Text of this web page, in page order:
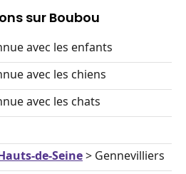
sur Boubou
avec les enfants
avec les chiens
avec les chats
de-Seine> Gennevilliers